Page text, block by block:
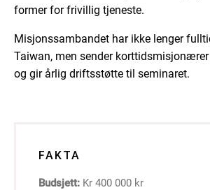
former for frivillig tjeneste.
Misjonssambandet har ikke lenger
Taiwan, men sender
og gir årlig driftsstøtte til seminaret.
FAKTA
Budsjett: Kr 400 000 kr